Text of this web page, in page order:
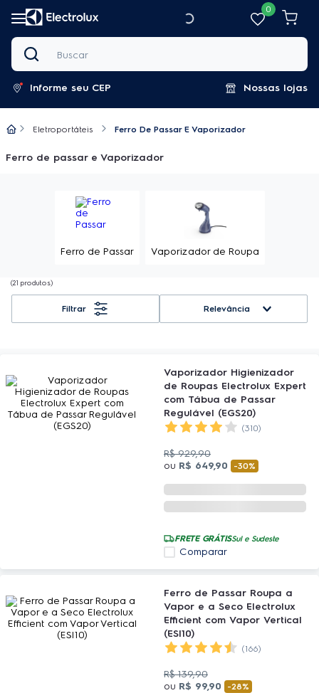
0
Buscar
Informe seu CEP Nossas lojas
Eletroportáteis Ferro De Passar E Vaporizador
Ferro de passar e Vaporizador
Ferro de Passar Vaporizador de Roupa
21 produtos
Relevância
Vaporizador Higienizador
de Roupas Electrolux Expert
com Tábua de Passar
Regulável (EGS20)
(310)
R$ 929,90
ou R$ 649,90 -30%
FRETE GRÁTISSul e Sudeste
Comparar
Ferro de Passar Roupa a
Vapor e a Seco Electrolux
Efficient com Vapor Vertical
(ESI10)
(166)
R$ 139,90
ou R$ 99,90 -28%